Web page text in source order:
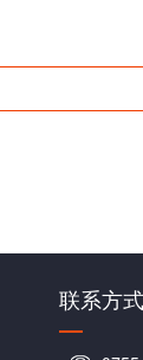
联系方式